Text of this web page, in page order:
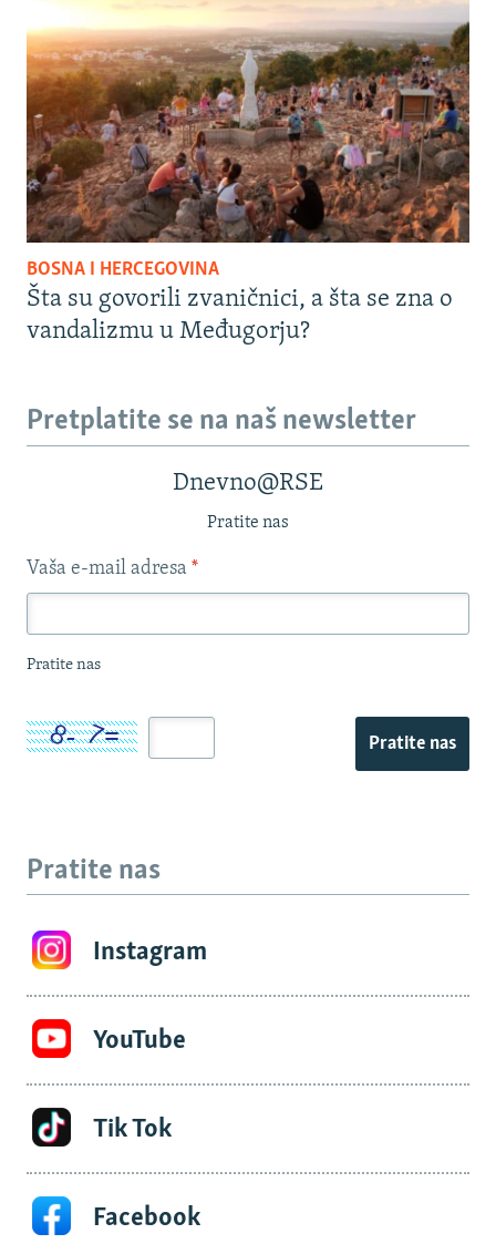
BOSNA I HERCEGOVINA
Šta su govorili zvaničnici, a šta se zna o
vandalizmu u Međugorju?
Pretplatite se na naš newsletter
Dnevno@RSE
Pratite nas
Vaša e-mail adresa *
Pratite nas
Pratite nas
Pratite nas
Instagram
YouTube
Tik Tok
Facebook